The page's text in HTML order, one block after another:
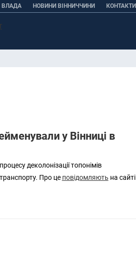
ВЛАДА НОВИНИ ВІННИЧЧИНИ КОНТАКТИ
у Вінниці в
деколонізації топонімів
Про це повідомляють на сайті